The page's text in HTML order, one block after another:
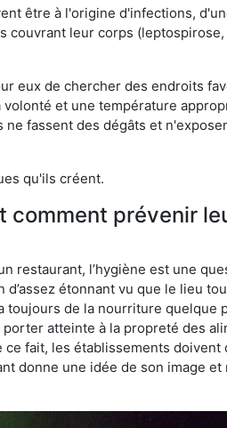
être à l'origine d'infections,
couvrant leur corps
eux de chercher des endroits
et une température
fassent des dégâts et
qu'ils créent.
comment prévenir
restaurant, l’hygiène est une
étonnant vu que le lieu
toujours de la nourriture quelque
atteinte à la propreté des
ce fait, les établissements doivent
donne une idée de son image